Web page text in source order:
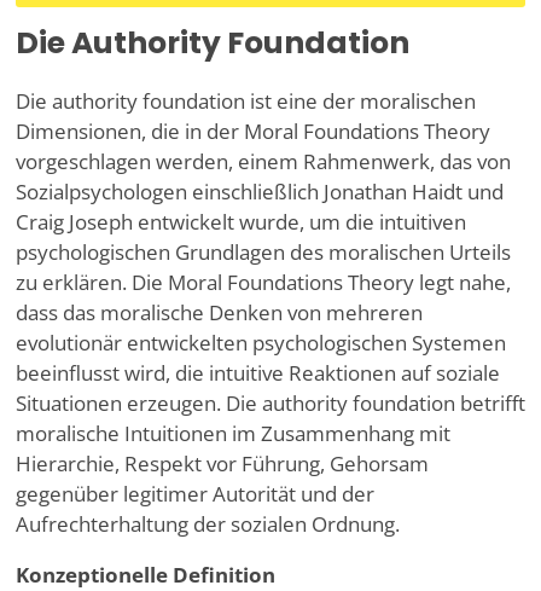
Die Authority Foundation
Die authority foundation ist eine der moralischen
Dimensionen, die in der Moral Foundations Theory
vorgeschlagen werden, einem Rahmenwerk, das von
Sozialpsychologen einschließlich Jonathan Haidt und
Craig Joseph entwickelt wurde, um die intuitiven
psychologischen Grundlagen des moralischen Urteils
zu erklären. Die Moral Foundations Theory legt nahe,
dass das moralische Denken von mehreren
evolutionär entwickelten psychologischen Systemen
beeinflusst wird, die intuitive Reaktionen auf soziale
Situationen erzeugen. Die authority foundation betrifft
moralische Intuitionen im Zusammenhang mit
Hierarchie, Respekt vor Führung, Gehorsam
gegenüber legitimer Autorität und der
Aufrechterhaltung der sozialen Ordnung.
Konzeptionelle Definition